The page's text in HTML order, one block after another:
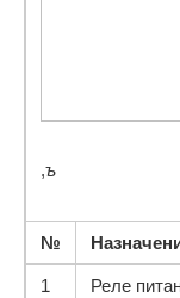
,ъ
№
1 Реле